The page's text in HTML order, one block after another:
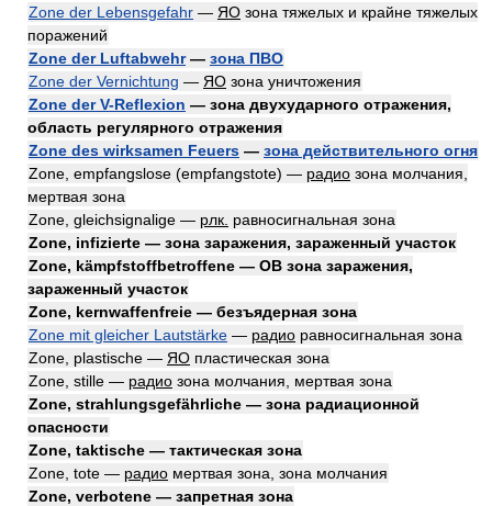
Zone der Lebensgefahr — ЯО зона тяжелых и крайне тяжелых
поражений
Zone der Luftabwehr— зона ПВО
Zone der Vernichtung — ЯО зона уничтожения
Zone der V-Reflexion — зона двухударного отражения,
область регулярного отражения
Zone des wirksamen Feuers — зона действительного огня
Zone, empfangslose (empfangstote) — радио зона молчания,
мертвая зона
Zone, gleichsignalige — рлк. равносигнальная зона
Zone, infizierte — зона заражения, зараженный участок
Zone, kämpfstoffbetroffene — ОВ зона заражения,
зараженный участок
Zone, kernwaffenfreie — безъядерная зона
Zone mit gleicher Lautstärke — радио равносигнальная зона
Zone, plastische — ЯО пластическая зона
Zone, stille — радио зона молчания, мертвая зона
Zone, strahlungsgefährliche — зона радиационной
опасности
Zone, taktische — тактическая зона
Zone, tote — радио мертвая зона, зона молчания
Zone, verbotene — запретная зона